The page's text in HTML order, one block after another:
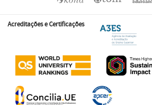
Acreditações e Certificações